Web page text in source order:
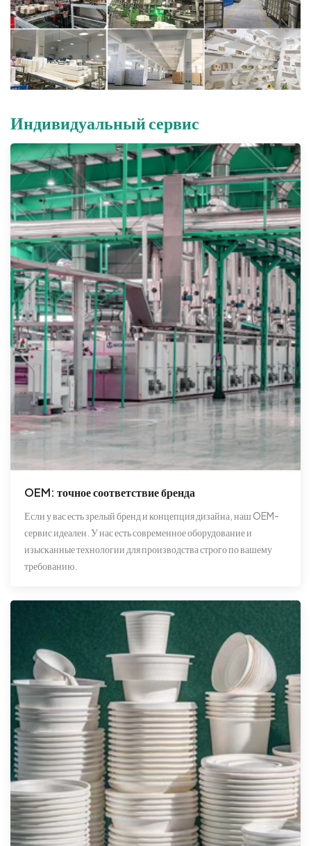
Индивидуальный сервис
OEM: точное соответствие бренда
Если у вас есть зрелый бренд и концепция дизайна, наш OEM-
сервис идеален. У нас есть современное оборудование и
изысканные технологии для производства строго по вашему
требованию.